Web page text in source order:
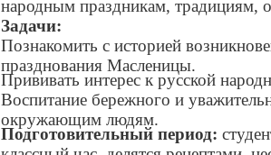
народным праздникам, традициям,
Задачи:
Познакомить с историей
празднования Масленицы.
Прививать интерес к русской
Воспитание бережного и
окружающим людям.
Подготовительный период: